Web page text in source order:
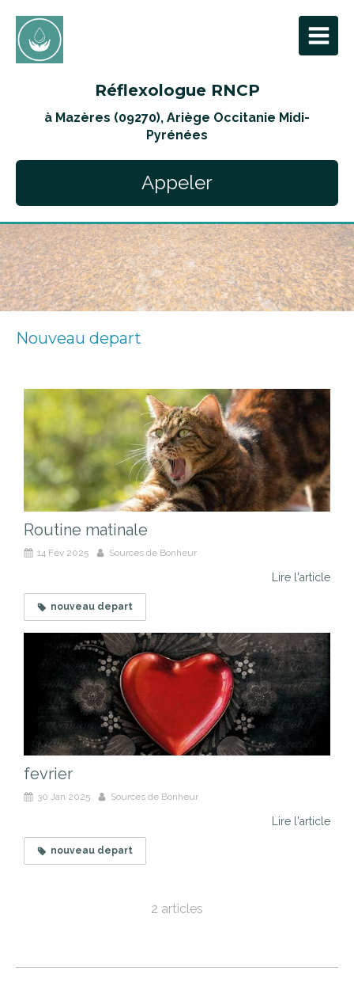
Réflexologue RNCP
à Mazères (09270), Ariège Occitanie Midi-
Pyrénées
Appeler
Nouveau depart
Routine matinale
14 Fév 2025 Sources de Bonheur
Lire l'article
nouveau depart
fevrier
30 Jan 2025 Sources de Bonheur
Lire l'article
nouveau depart
2 articles